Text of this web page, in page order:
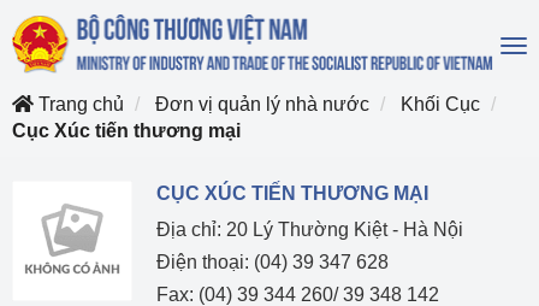
Trang chủ
Đơn vị quản lý nhà nước
Khối Cục
Cục Xúc tiến thương mại
CỤC XÚC TIẾN THƯƠNG MẠI
Địa chỉ: 20 Lý Thường Kiệt - Hà Nội
Điện thoại: (04) 39 347 628
Fax: (04) 39 344 260/ 39 348 142